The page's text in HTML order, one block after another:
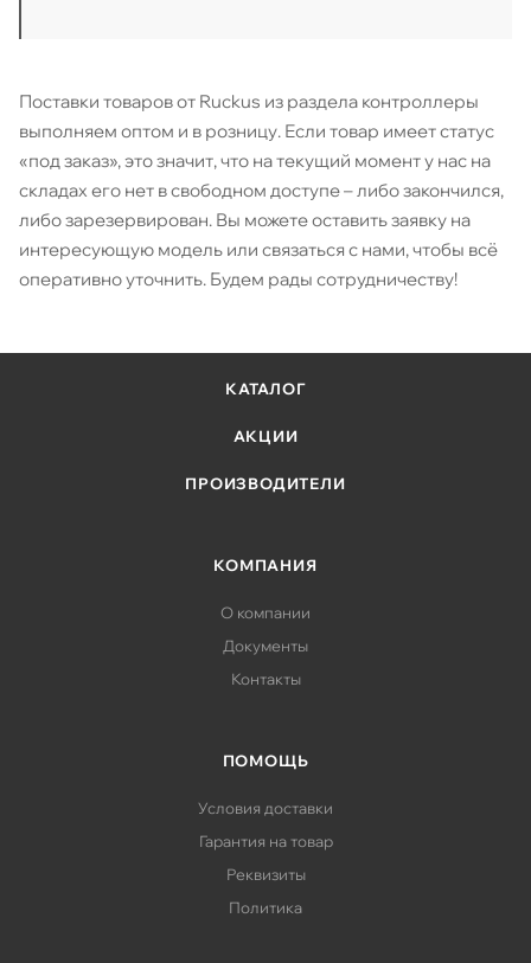
Поставки товаров от Ruckus из раздела контроллеры
выполняем оптом и в розницу. Если товар имеет статус
«под заказ», это значит, что на текущий момент у нас на
складах его нет в свободном доступе – либо закончился,
либо зарезервирован. Вы можете оставить заявку на
интересующую модель или связаться с нами, чтобы всё
оперативно уточнить. Будем рады сотрудничеству!
КАТАЛОГ
АКЦИИ
ПРОИЗВОДИТЕЛИ
КОМПАНИЯ
О компании
Документы
Контакты
ПОМОЩЬ
Условия доставки
Гарантия на товар
Реквизиты
Политика